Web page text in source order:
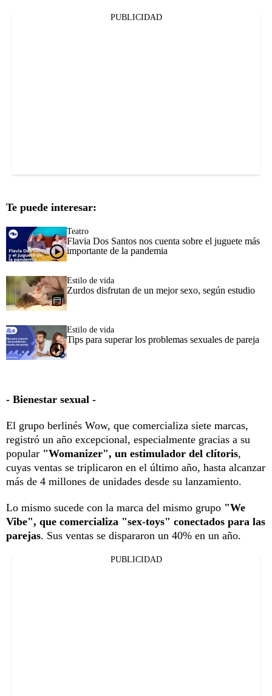
PUBLICIDAD
Te puede interesar:
Teatro
Flavia Dos Santos nos cuenta sobre el juguete más
importante de la pandemia
Estilo de vida
Zurdos disfrutan de un mejor sexo, según estudio
Estilo de vida
Tips para superar los problemas sexuales de pareja
- Bienestar sexual -
El grupo berlinés Wow, que comercializa siete marcas,
registró un año excepcional, especialmente gracias a su
popular "Womanizer", un estimulador del clítoris,
cuyas ventas se triplicaron en el último año, hasta alcanzar
más de 4 millones de unidades desde su lanzamiento.
Lo mismo sucede con la marca del mismo grupo "We
Vibe", que comercializa "sex-toys" conectados para las
parejas. Sus ventas se dispararon un 40% en un año.
PUBLICIDAD